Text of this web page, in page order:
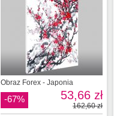
Obraz Forex - Japonia
-67% 53,66 zł
162,60 zł